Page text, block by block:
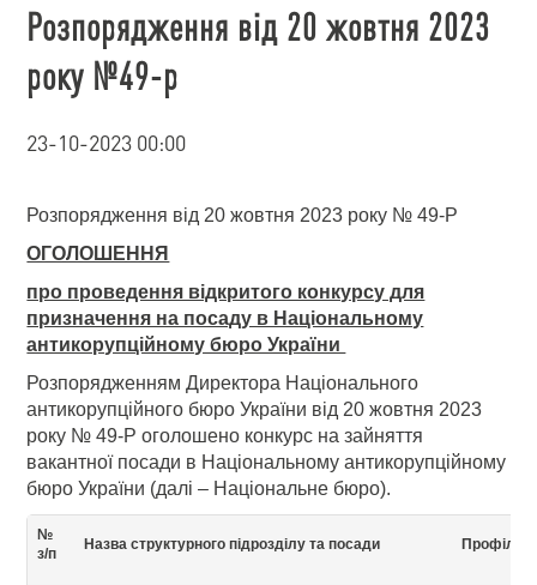
Розпорядження від 20 жовтня 2023
року №49-р
23-10-2023 00:00
Розпорядження від 20 жовтня 2023 року № 49-Р
ОГОЛОШЕННЯ
про проведення відкритого конкурсу для
призначення на посаду в Національному
антикорупційному бюро України
Розпорядженням Директора Національного
антикорупційного бюро України від 20 жовтня 2023
року № 49-Р оголошено конкурс на зайняття
вакантної посади в Національному антикорупційному
бюро України (далі – Національне бюро).
№
з/п
Назва структурного підрозділу та посади Профіль